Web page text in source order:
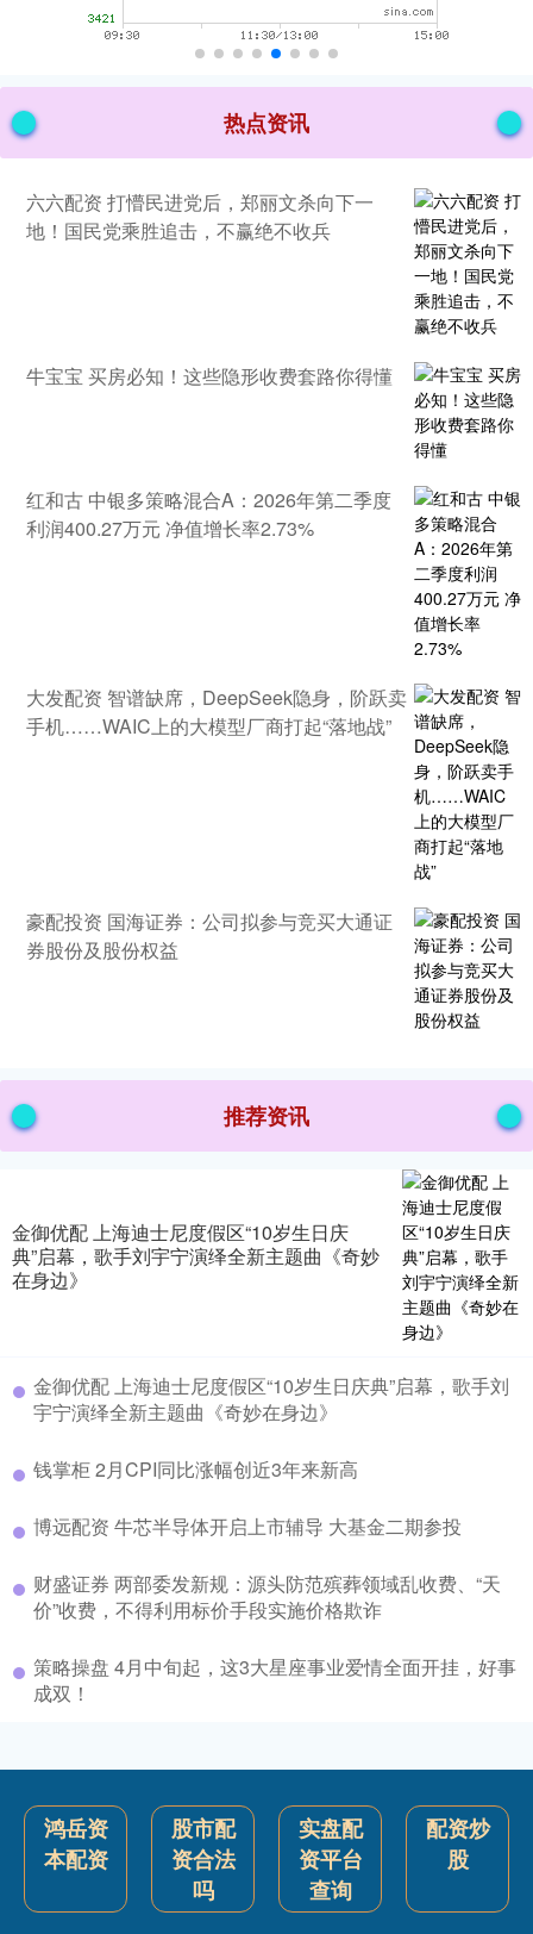
热点资讯
六六配资 打懵民进党后，郑丽文杀向下一
地！国民党乘胜追击，不赢绝不收兵
牛宝宝 买房必知！这些隐形收费套路你得懂
红和古 中银多策略混合A：2026年第二季度
利润400.27万元 净值增长率2.73%
大发配资 智谱缺席，DeepSeek隐身，阶跃卖
手机……WAIC上的大模型厂商打起“落地战”
豪配投资 国海证券：公司拟参与竞买大通证
券股份及股份权益
推荐资讯
金御优配 上海迪士尼度假区“10岁生日庆
典”启幕，歌手刘宇宁演绎全新主题曲《奇妙
在身边》
金御优配 上海迪士尼度假区“10岁生日庆典”启幕，歌手刘
宇宁演绎全新主题曲《奇妙在身边》
钱掌柜 2月CPI同比涨幅创近3年来新高
博远配资 牛芯半导体开启上市辅导 大基金二期参投
财盛证券 两部委发新规：源头防范殡葬领域乱收费、“天
价”收费，不得利用标价手段实施价格欺诈
策略操盘 4月中旬起，这3大星座事业爱情全面开挂，好事
成双！
鸿岳资
本配资
股市配
资合法
吗
实盘配
资平台
查询
配资炒
股